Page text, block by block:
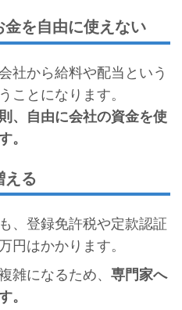
金を自由に使えない
社から給料や配当という
ことになります。
、自由に会社の資金を使
。
える
、登録免許税や定款認証
円はかかります。
雑になるため、 専門家へ
。